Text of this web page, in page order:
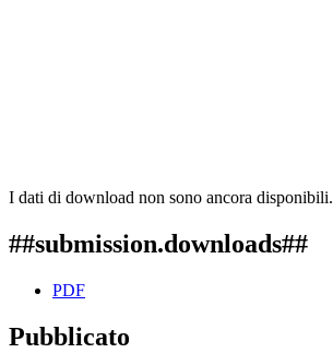
I dati di download non sono ancora disponibili.
##submission.downloads##
PDF
Pubblicato